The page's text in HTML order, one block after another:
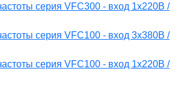
серия VFC300 - вход 1х220В /
серия VFC100 - вход 3х380В /
серия VFC100 - вход 1х220В /